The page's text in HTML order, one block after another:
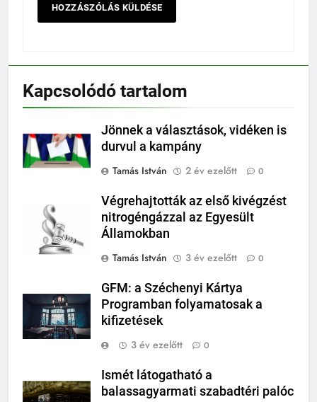
Kapcsolódó tartalom
Jönnek a választások, vidéken is
durvul a kampány
Tamás István
2 év ezelőtt 0
Végrehajtották az első kivégzést
nitrogéngázzal az Egyesült
Államokban
Tamás István
3 év ezelőtt 0
GFM: a Széchenyi Kártya
Programban folyamatosak a
kifizetések
3 év ezelőtt
0
Ismét látogatható a
balassagyarmati szabadtéri palóc